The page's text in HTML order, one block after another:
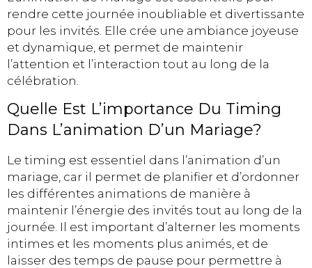
rendre cette journée inoubliable et divertissante
pour les invités. Elle crée une ambiance joyeuse
et dynamique, et permet de maintenir
l’attention et l’interaction tout au long de la
célébration.
Quelle Est L’importance Du Timing
Dans L’animation D’un Mariage?
Le timing est essentiel dans l’animation d’un
mariage, car il permet de planifier et d’ordonner
les différentes animations de manière à
maintenir l’énergie des invités tout au long de la
journée. Il est important d’alterner les moments
intimes et les moments plus animés, et de
laisser des temps de pause pour permettre à